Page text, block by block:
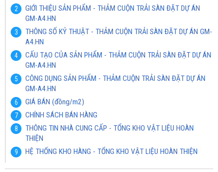
GIỚI THIỆU SẢN PHẨM - THẢM CUỘN TRẢI SÀN ĐẶT DỰ ÁN
GM-A4.HN
THÔNG SỐ KỶ THUẬT - THẢM CUỘN TRẢI SÀN ĐẶT DỰ ÁN GM-
A4.HN
CẤU TẠO CỦA SẢN PHẨM - THẢM CUỘN TRẢI SÀN ĐẶT DỰ ÁN
GM-A4.HN
CÔNG DỤNG SẢN PHẨM - THẢM CUỘN TRẢI SÀN ĐẶT DỰ ÁN
GM-A4.HN
GIÁ BÁN (đồng/m2)
CHÍNH SÁCH BÁN HÀNG
THÔNG TIN NHÀ CUNG CẤP - TỔNG KHO VẬT LIỆU HOÀN
THIỆN
HỆ THỐNG KHO HÀNG - TỔNG KHO VẬT LIỆU HOÀN THIỆN